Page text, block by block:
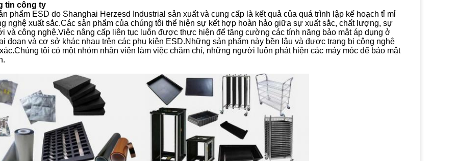
tin công ty
phẩm ESD do Shanghai Herzesd Industrial sản xuất và cung cấp là kết quả của quá trình lập kế hoạch tỉ mỉ
nghệ xuất sắc.Các sản phẩm của chúng tôi thể hiện sự kết hợp hoàn hảo giữa sự xuất sắc, chất lượng, sự
và công nghệ.Việc nâng cấp liên tục luôn được thực hiện để tăng cường các tính năng bảo mật áp dụng ở
đoạn và cơ sở khác nhau trên các phụ kiện ESD.Những sản phẩm này bền lâu và được trang bị công nghệ
tôi có một nhóm nhân viên làm việc chăm chỉ, những người luôn phát hiện các máy móc để bảo mật